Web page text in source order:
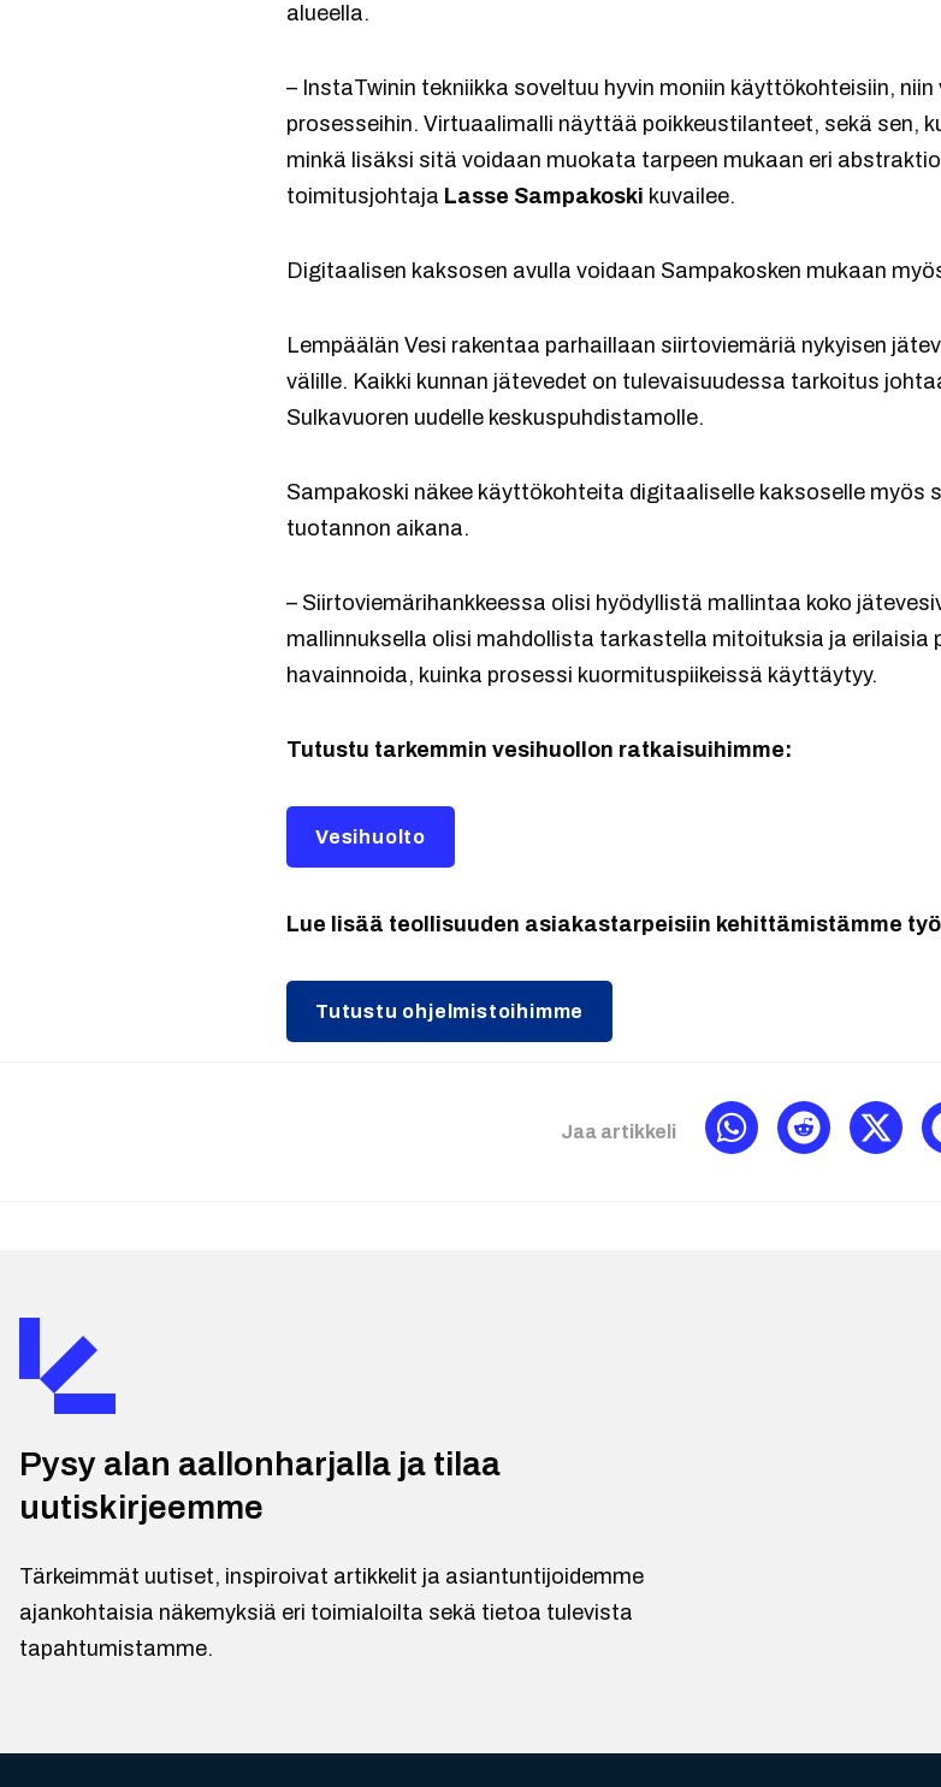
alueella.
– InstaTwinin tekniikka soveltuu hyvin moniin käyttökohteisiin,
prosesseihin. Virtuaalimalli näyttää poikkeustilanteet, sekä sen,
minkä lisäksi sitä voidaan muokata tarpeen mukaan eri
toimitusjohtaja Lasse Sampakoski kuvailee.
Digitaalisen kaksosen avulla voidaan Sampakosken mukaan
Lempäälän Vesi rakentaa parhaillaan siirtoviemäriä nykyisen
välille. Kaikki kunnan jätevedet on tulevaisuudessa tarkoitus
Sulkavuoren uudelle keskuspuhdistamolle.
Sampakoski näkee käyttökohteita digitaaliselle kaksoselle myös
tuotannon aikana.
– Siirtoviemärihankkeessa olisi hyödyllistä mallintaa koko
mallinnuksella olisi mahdollista tarkastella mitoituksia ja erilaisia
havainnoida, kuinka prosessi kuormituspiikeissä käyttäytyy.
Tutustu tarkemmin vesihuollon ratkaisuihimme:
Vesihuolto
Lue lisää teollisuuden asiakastarpeisiin kehittämistämme
Tutustu ohjelmistoihimme
Jaa artikkeli
Pysy alan aallonharjalla ja tilaa
uutiskirjeemme
Tärkeimmät uutiset, inspiroivat artikkelit ja asiantuntijoidemme
ajankohtaisia näkemyksiä eri toimialoilta sekä tietoa tulevista
tapahtumistamme.